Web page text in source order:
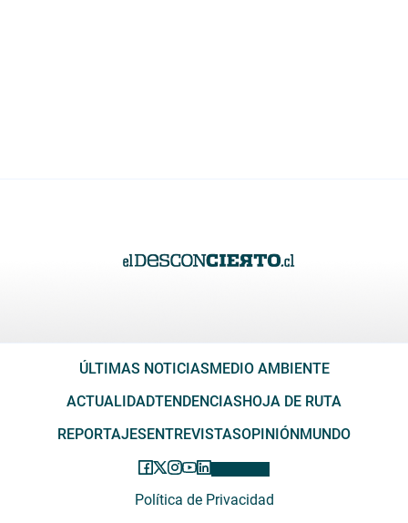
ÚLTIMAS NOTICIAS MEDIO AMBIENTE
ACTUALIDADTENDENCIAS HOJA DE RUTA
REPORTAJES ENTREVISTASOPINIÓN MUNDO
Política de Privacidad